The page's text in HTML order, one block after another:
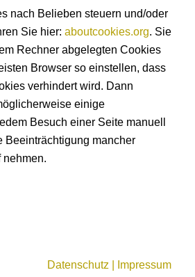
nach Belieben steuern und/oder
Sie hier: aboutcookies.org. Sie
Rechner abgelegten Cookies
Browser so einstellen, dass
verhindert wird. Dann
einige
Besuch einer Seite manuell
Beeinträchtigung mancher
nehmen.
Datenschutz | Impressum